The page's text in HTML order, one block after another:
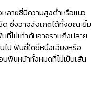
ลายซี่มีความสูงต่ำหรือแนว
ด ซึ่งอาจสังเกตได้ทั้งขณะยิ้ม
ไม่เท่ากันอาจรวมถึงปลาย
ป ฟันซี่ใดซี่หนึ่งเอียงหรือ
ฟันหน้าทั้งหมดที่ไม่เป็นเส้น